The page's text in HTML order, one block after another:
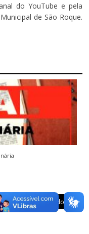
do YouTube e pela
de São Roque.
o que já foi publicado